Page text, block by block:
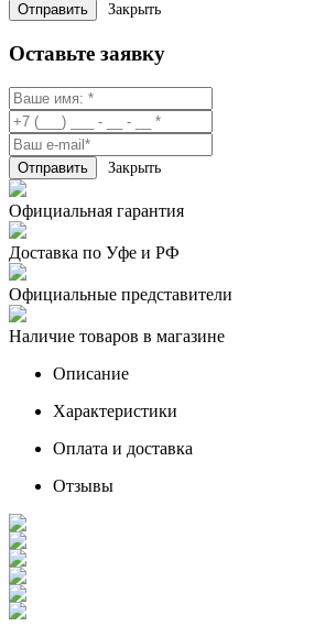
Закрыть
Оставьте заявку
Закрыть
Официальная гарантия
Доставка по Уфе и РФ
Официальные представители
Наличие товаров в магазине
Описание
Характеристики
Оплата и доставка
Отзывы